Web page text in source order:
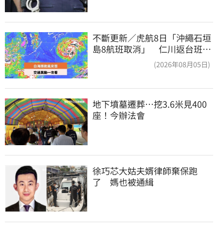
不斷更新／虎航8日「沖繩石垣
島8航班取消」 仁川返台班機
(2026年08月05日)
地下墳墓遷葬…挖3.6米見400
座！今辦法會
徐巧芯大姑夫婿律師棄保跑
了　媽也被通緝